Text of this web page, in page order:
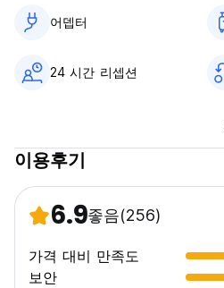
어뎁터
24 시간 리셉션
이용후기
6.9좋음(256)
가격 대비 만족도
보안